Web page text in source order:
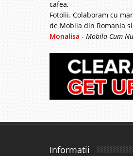
cafea,
Fotolii. Colaboram cu
de Mobila din Romania
Monalisa - Mobila Cum
Informatii